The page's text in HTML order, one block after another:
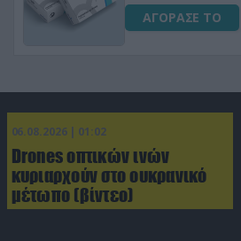
ΑΓΟΡΑΣΕ ΤΟ
06.08.2026 | 01:02
Drones οπτικών ινών
κυριαρχούν στο ουκρανικό
μέτωπο (βίντεο)